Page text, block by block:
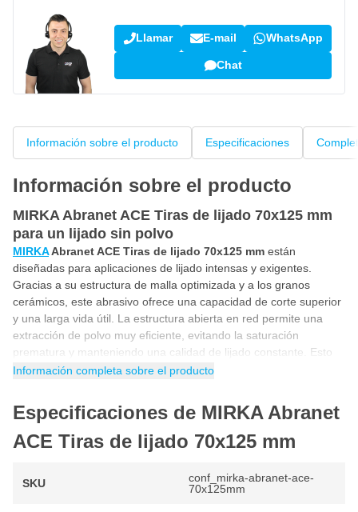
Llamar E-mail WhatsApp
Chat
Información sobre el producto Especificaciones
Información sobre el producto
MIRKA Abranet ACE Tiras de lijado 70x125 mm
para un lijado sin polvo
MIRKAAbranet ACE Tiras de lijado 70x125 mm están
diseñadas para aplicaciones de lijado intensas y exigentes.
Gracias a su estructura de malla optimizada y a los granos
cerámicos, este abrasivo ofrece una capacidad de corte superior
y una larga vida útil. La estructura abierta en red permite una
extracción de polvo muy eficiente, evitando la saturación
prematura y manteniendo una calidad de lijado constante. Esto
convierte a lastiras de lijado MIRKAAbranet ACE 70x125 mm
sólidas y capas base.
Lijado sin polvo en madera, plástico y metal
Lastiras Abranet ACE 70x125 mm de MIRKAson altamente
blanda, plástico, acero, imprimación, laca y composites
Información completa sobre el producto
Especificaciones de MIRKA Abranet
ACE Tiras de lijado 70x125 mm
SKU
conf_mirka-abranet-ace-
70x125mm